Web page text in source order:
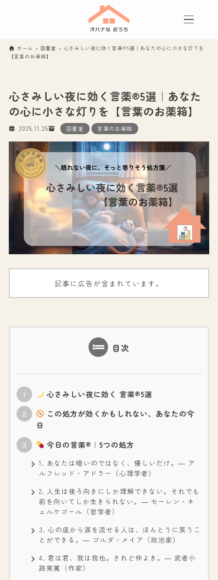
ホーム > 図書室 >心さみしい夜に効く言薬®5選｜あなたの心に小さな灯りを
【言葉のお薬箱】
心さみしい夜に効く言薬®5選｜あなた
の心に小さな灯りを【言葉のお薬箱】
2025.11.25 図書室 言葉のお薬箱
記事に広告が含まれています。
目次
心さみしい夜に効く 言薬®5選
この処方が効くかもしれない、あなたの今
日
今日の言薬®｜5つの処方
1. あなたは暗いのではなく、優しいだけ。― ア
ルフレッド・アドラー（心理学者）
2. 人生は後ろ向きにしか理解できない。それでも
前を向いてしか生きられない。― セーレン・キ
ェルケゴール（哲学者）
3. 心の底から涙を流せる人は、ほんとうに笑うこ
とができる。― ゴルダ・メイア（政治家）
4. 君は君、我は我也。されど仲よき。― 武者小
路実篤（作家）